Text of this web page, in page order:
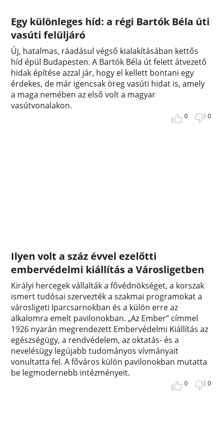
Egy különleges híd: a régi Bartók Béla úti
vasúti felüljáró
Új, hatalmas, ráadásul végső kialakításában kettős
híd épül Budapesten. A Bartók Béla út felett átvezető
hidak építése azzal jár, hogy el kellett bontani egy
érdekes, de már igencsak öreg vasúti hidat is, amely
a maga nemében az első volt a magyar
vasútvonalakon.
0 0
Ilyen volt a száz évvel ezelőtti
embervédelmi kiállítás a Városligetben
Királyi hercegek vállalták a fővédnökséget, a korszak
ismert tudósai szervezték a szakmai programokat a
városligeti Iparcsarnokban és a külön erre az
alkalomra emelt pavilonokban. „Az Ember” címmel
1926 nyarán megrendezett Embervédelmi Kiállítás az
egészségügy, a rendvédelem, az oktatás- és a
nevelésügy legújabb tudományos vívmányait
vonultatta fel. A főváros külön pavilonokban mutatta
be legmodernebb intézményeit.
0 0